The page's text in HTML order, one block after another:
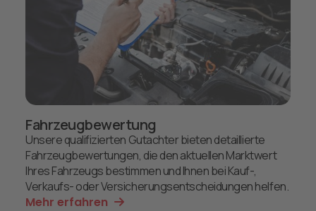
Fahrzeugbewertung
Unsere qualifizierten Gutachter bieten detaillierte
Fahrzeugbewertungen, die den aktuellen Marktwert
Ihres Fahrzeugs bestimmen und Ihnen bei Kauf-,
Verkaufs- oder Versicherungsentscheidungen helfen.
Mehr erfahren 